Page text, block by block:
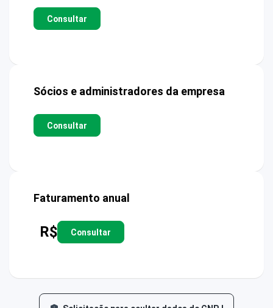
Consultar
Sócios e administradores da empresa
Consultar
Faturamento anual
R$ Consultar